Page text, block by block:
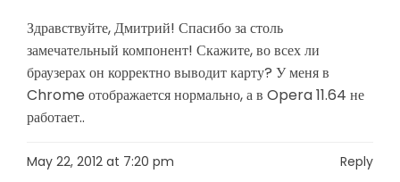
Здравствуйте, Дмитрий! Спасибо за столь
замечательный компонент! Скажите, во всех ли
браузерах он корректно выводит карту? У меня в
Chrome отображается нормально, а в Opera 11.64 не
работает..
May 22, 2012 at 7:20 pm Reply